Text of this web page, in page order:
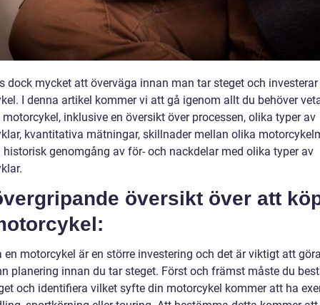
dock mycket att överväga innan man tar steget och investerar
I denna artikel kommer vi att gå igenom allt du behöver
inklusive en översikt över processen, olika typer av
kvantitativa mätningar, skillnader mellan olika
historisk genomgång av för- och nackdelar med olika typer av
översikt över att
en motorcykel är en större investering och det är viktigt att
planering innan du tar steget. Först och främst måste du
och identifiera vilket syfte din motorcykel kommer att ha